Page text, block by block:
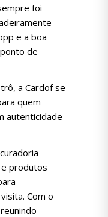
foi
e a boa
de
a Cardof se
quem
autenticidade
produtos
Com o